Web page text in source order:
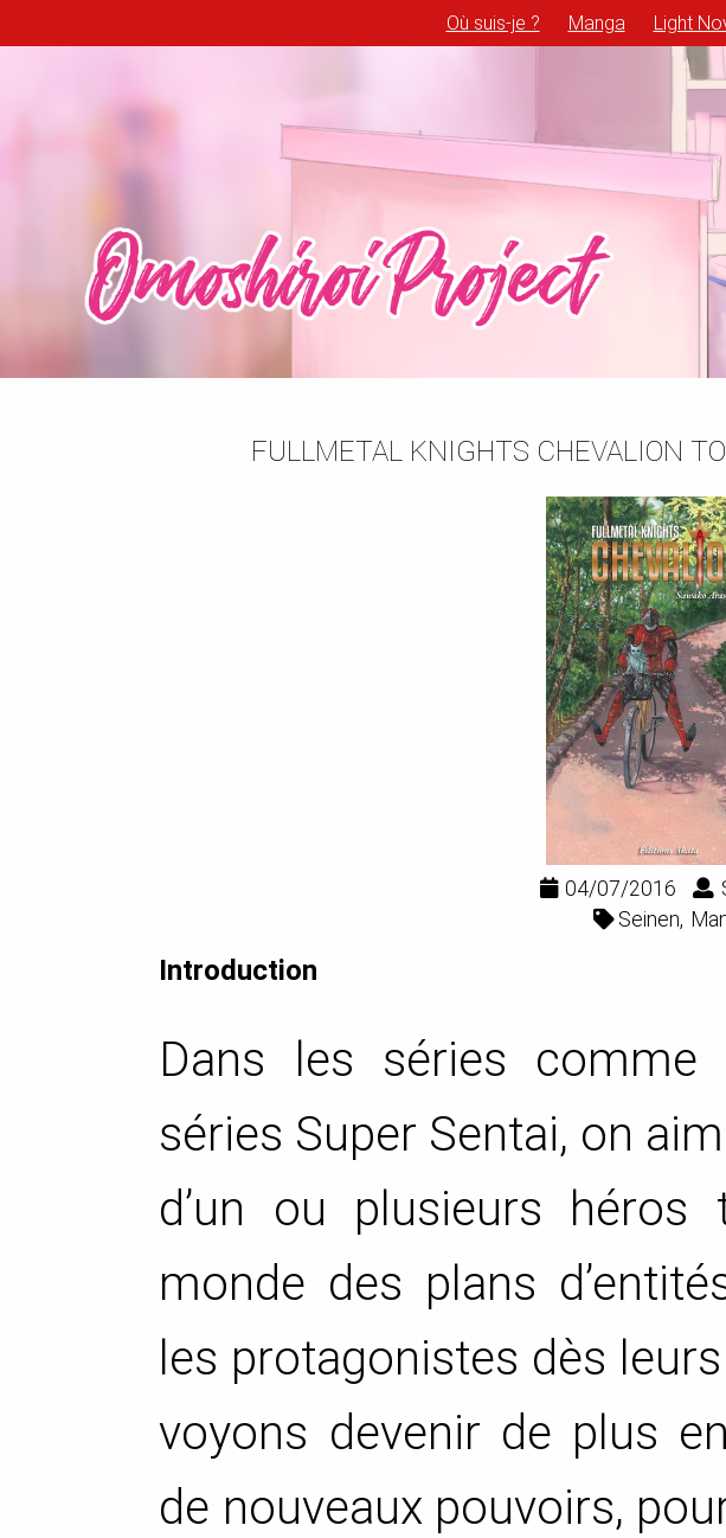
Où suis-je ? Manga Light
FULLMETAL KNIGHTS CHEVALION
04/07/2016
Seinen
Introduction
Dans les séries comme
séries Super Sentai, on
d’un ou plusieurs
monde des plans
les protagonistes dès
voyons devenir de plus
de nouveaux pouvoirs,